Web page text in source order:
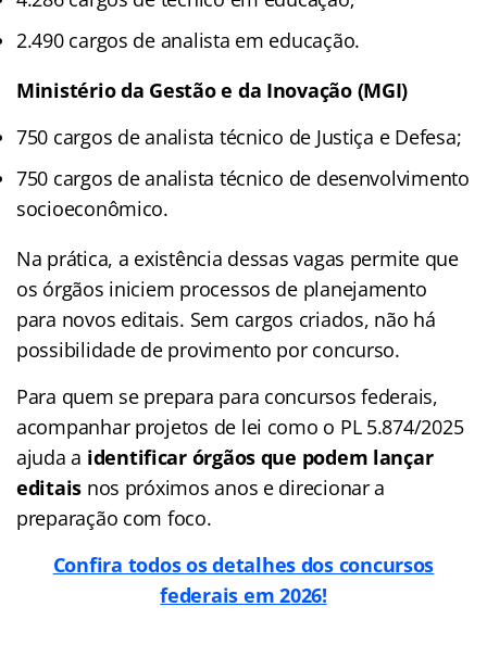
2.490 cargos de analista em educação.
Ministério da Gestão e da Inovação (MGI)
750 cargos de analista técnico de Justiça e Defesa;
750 cargos de analista técnico de desenvolvimento
socioeconômico.
Na prática, a existência dessas vagas permite que
os órgãos iniciem processos de planejamento
para novos editais. Sem cargos criados, não há
possibilidade de provimento por concurso.
Para quem se prepara para concursos federais,
acompanhar projetos de lei como o PL 5.874/2025
ajuda a identificar órgãos que podem lançar
editais nos próximos anos e direcionar a
preparação com foco.
Confira todos os detalhes dos concursos
federais em 2026!